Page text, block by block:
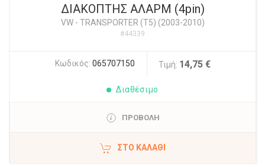
ΔΙΑΚΟΠΤΗΣ ΑΛΑΡΜ (4pin)
VW- TRANSPORTER (T5) (2003-2010)
#44339
Κωδικός: 065707150 Τιμή: 14,75 €
Διαθέσιμο
ΠΡΟΒΟΛΗ
ΣΤΟ ΚΑΛΆΘΙ